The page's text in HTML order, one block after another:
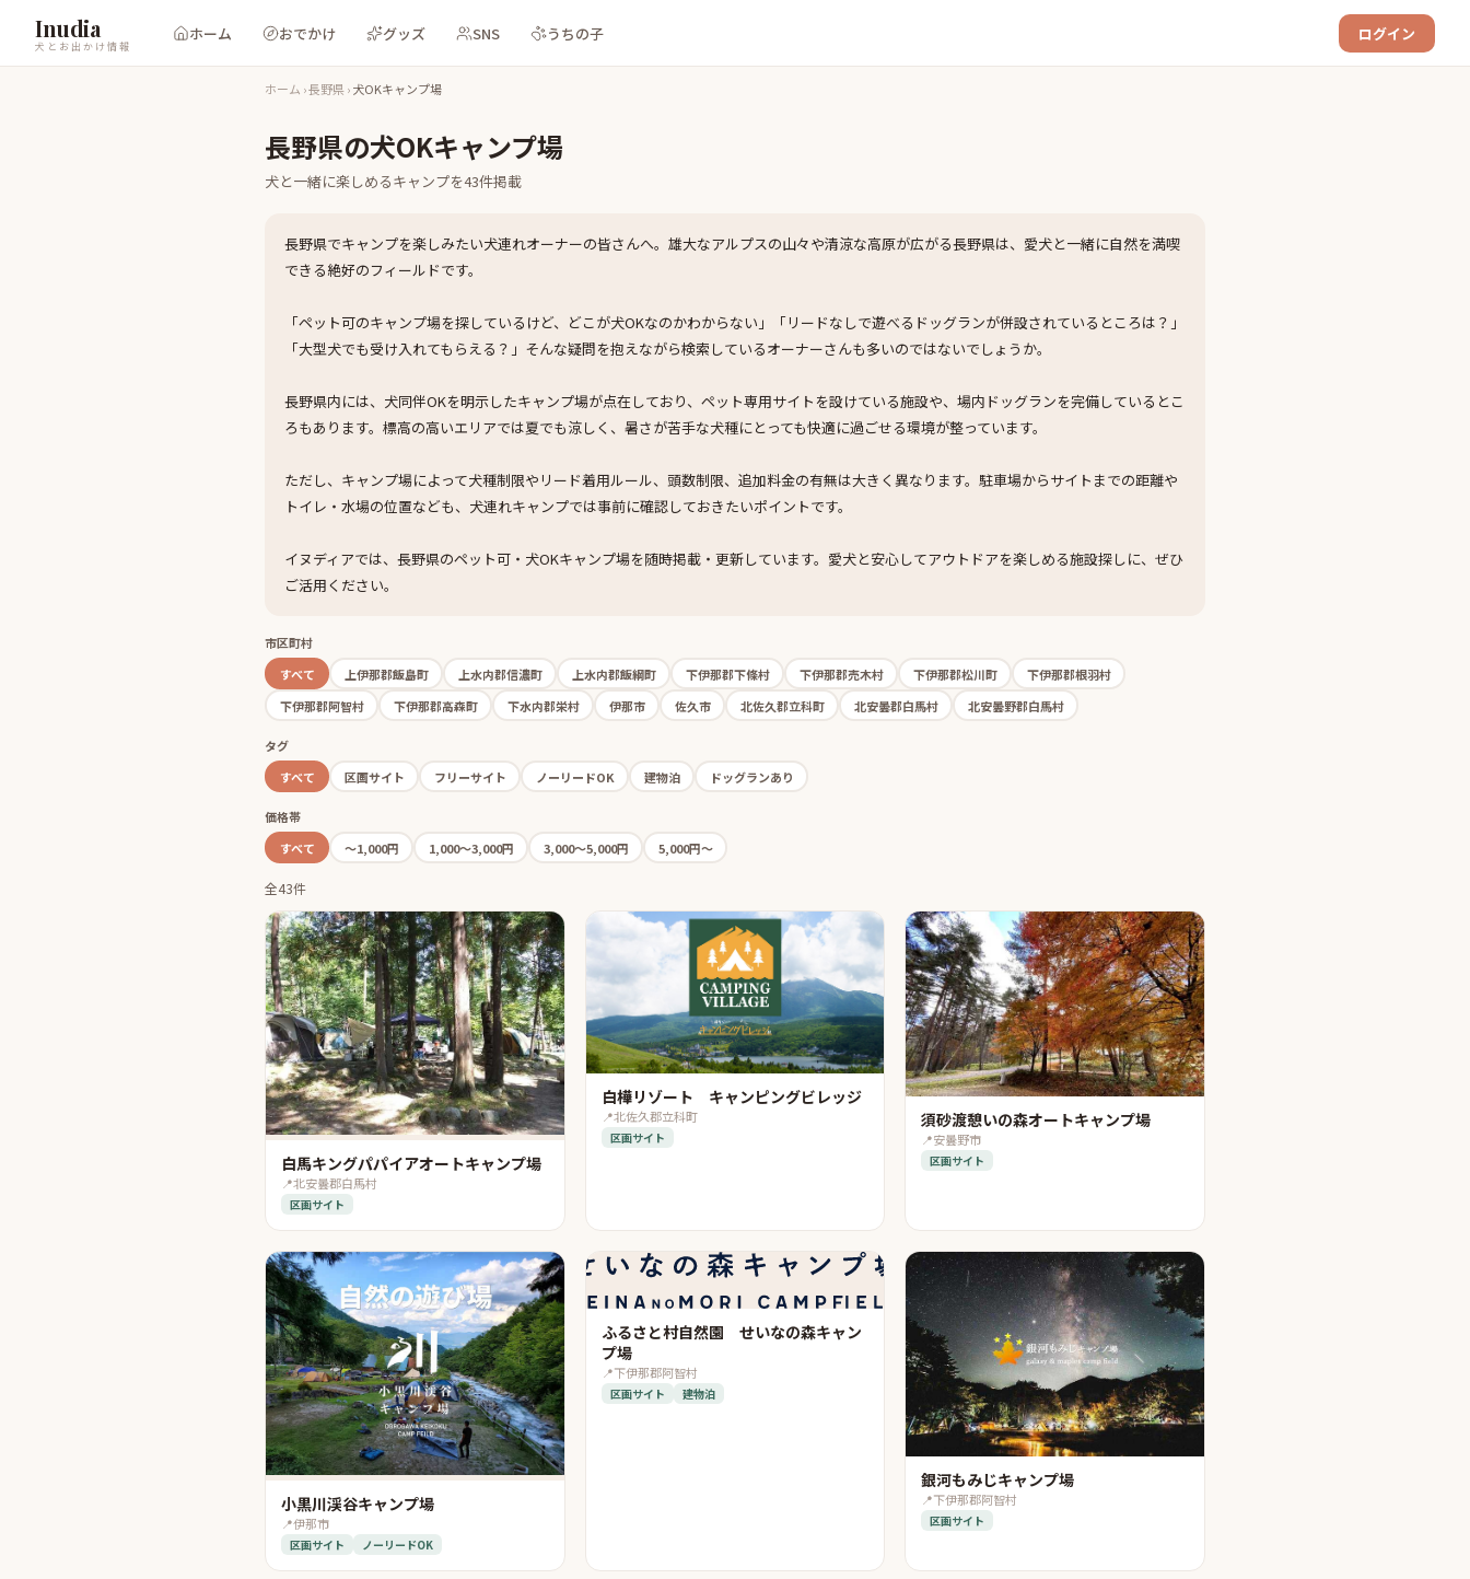
Inudia
犬とお出かけ情報
ホーム おでかけ グッズ SNS うちの子 ログイン
ホーム ›長野県›犬OKキャンプ場
長野県の犬OKキャンプ場
犬と一緒に楽しめるキャンプを43件掲載
長野県でキャンプを楽しみたい犬連れオーナーの皆さんへ。雄大なアルプスの山々や清涼な高原が広がる長野県は、愛犬と一緒に自然を満喫
できる絶好のフィールドです。
「ペット可のキャンプ場を探しているけど、どこが犬OKなのかわからない」「リードなしで遊べるドッグランが併設されているところは？」
「大型犬でも受け入れてもらえる？」そんな疑問を抱えながら検索しているオーナーさんも多いのではないでしょうか。
長野県内には、犬同伴OKを明示したキャンプ場が点在しており、ペット専用サイトを設けている施設や、場内ドッグランを完備しているとこ
ろもあります。標高の高いエリアでは夏でも涼しく、暑さが苦手な犬種にとっても快適に過ごせる環境が整っています。
ただし、キャンプ場によって犬種制限やリード着用ルール、頭数制限、追加料金の有無は大きく異なります。駐車場からサイトまでの距離や
トイレ・水場の位置なども、犬連れキャンプでは事前に確認しておきたいポイントです。
イヌディアでは、長野県のペット可・犬OKキャンプ場を随時掲載・更新しています。愛犬と安心してアウトドアを楽しめる施設探しに、ぜひ
ご活用ください。
市区町村
すべて
上伊那郡飯島町 上水内郡信濃町 上水内郡飯綱町 下伊那郡下條村 下伊那郡売木村 下伊那郡松川町
下伊那郡根羽村
下伊那郡阿智村
下伊那郡高森町 下水内郡栄村 伊那市 佐久市 北佐久郡立科町 北安曇郡白馬村 北安曇野郡白馬村
タグ
すべて
区画サイト フリーサイト ノーリードOK 建物泊 ドッグランあり
価格帯
すべて
〜1,000円 1,000〜3,000円 3,000〜5,000円 5,000円〜
全43件
白馬キングパパイアオートキャンプ場
📍北安曇郡白馬村
区画サイト
白樺リゾート キャンピングビレッジ
📍北佐久郡立科町
区画サイト
須砂渡憩いの森オートキャンプ場
📍安曇野市
区画サイト
小黒川渓谷キャンプ場
📍伊那市
区画サイト ノーリードOK
ふるさと村自然園 せいなの森キャン
プ場
📍下伊那郡阿智村
区画サイト 建物泊
銀河もみじキャンプ場
📍下伊那郡阿智村
区画サイト